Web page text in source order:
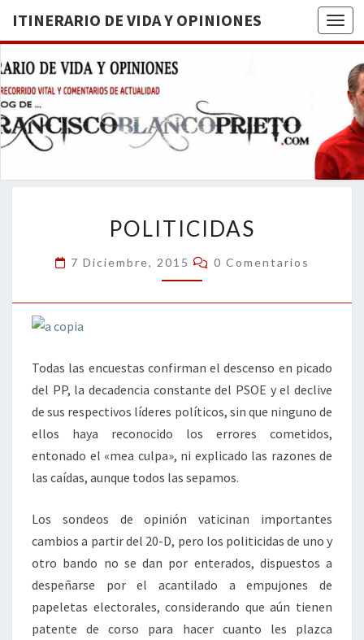
ITINERARIO DE VIDA Y OPINIONES
DE
BREVE
RECORRIDO
VITAL Y
ACTUALIDAD
POLITICIDAS
7 Diciembre, 2015 Comentarios
0 Comentarios
Todas las encuestas confirman el descenso en picado
del PP, la decadencia constante del PSOE y el declive
de sus respectivos líderes políticos, sin que ninguno de
ellos haya reconocido los errores cometidos,
entonado el «mea culpa», ni explicado las razones de
las caídas, aunque todos las sepamos.
Los sondeos de opinión vaticinan importantes
cambios a partir del 20-D, pero los politicidas de uno y
otro bando no se dan por enterados, dispuestos a
despeñarse por el acantilado a empujones de
papeletas electorales, considerando que aún tienen
patente de corso para hacer cuanto les plazca